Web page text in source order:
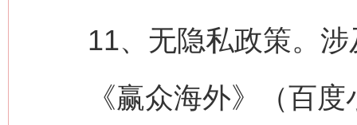
11、无隐私政策。涉
《赢众海外》（百度
这是一记警钟！ 谢